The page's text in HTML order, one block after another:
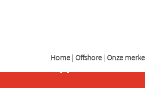
Home | Offshore | Onze
Support